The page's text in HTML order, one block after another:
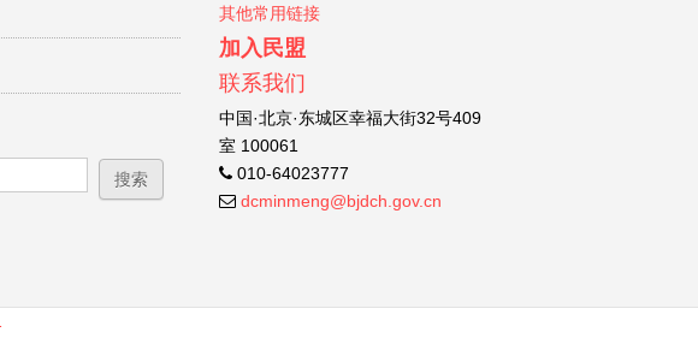
其他常用链接
加入民盟
联系我们
中国·北京·东城区幸福大街32号409
室 100061
010-64023777
dcminmeng@bjdch.gov.cn